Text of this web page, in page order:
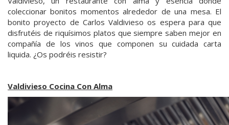
coleccionar bonitos momentos alrededor de una mesa. El
bonito proyecto de Carlos Valdivieso os espera para que
disfrutéis de riquísimos platos que siempre saben mejor en
compañía de los vinos que componen su cuidada carta
liquida. ¿Os podréis resistir?
Valdivieso Cocina Con Alma